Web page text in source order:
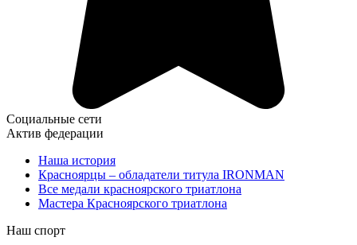
Социальные сети
Актив федерации
Наша история
Красноярцы – обладатели титула IRONMAN
Все медали красноярского триатлона
Мастера Красноярского триатлона
Наш спорт